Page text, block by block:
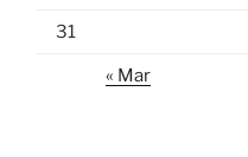
31
« Mar